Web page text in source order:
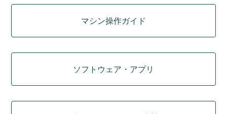
マシン操作ガイド
ソフトウェア・アプリ